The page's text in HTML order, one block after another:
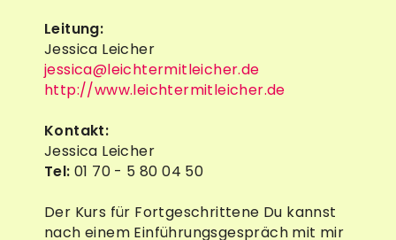
Leitung:
Jessica Leicher
jessica@leichtermitleicher.de
http://www.leichtermitleicher.de
Kontakt:
Jessica Leicher
Tel: 01 70 - 5 80 04 50
Der Kurs für Fortgeschrittene Du kannst
nach einem Einführungsgespräch mit mir